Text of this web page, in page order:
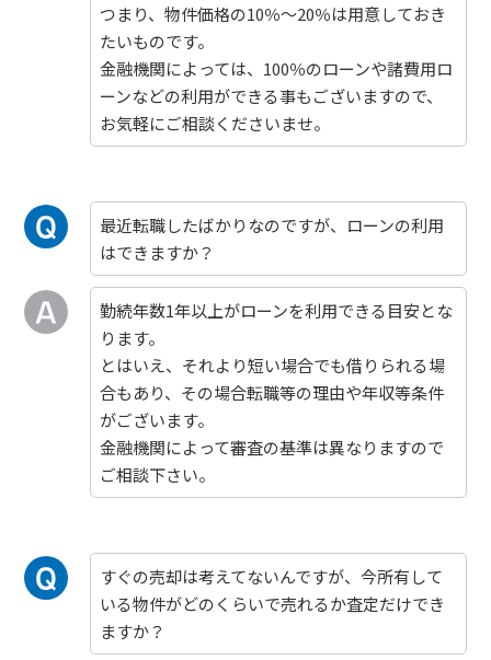
つまり、物件価格の10％～20％は用意しておき
たいものです。
金融機関によっては、100％のローンや諸費用ロ
ーンなどの利用ができる事もございますので、
お気軽にご相談くださいませ。
最近転職したばかりなのですが、ローンの利用
はできますか？
勤続年数1年以上がローンを利用できる目安とな
ります。
とはいえ、それより短い場合でも借りられる場
合もあり、その場合転職等の理由や年収等条件
がございます。
金融機関によって審査の基準は異なりますので
ご相談下さい。
すぐの売却は考えてないんですが、今所有して
いる物件がどのくらいで売れるか査定だけでき
ますか？